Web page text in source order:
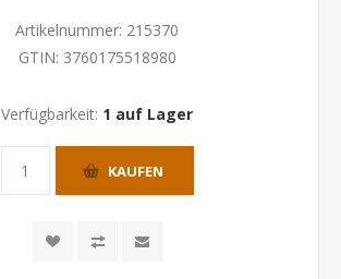
Artikelnummer: 215370
GTIN: 3760175518980
Verfügbarkeit: 1 auf Lager
KAUFEN